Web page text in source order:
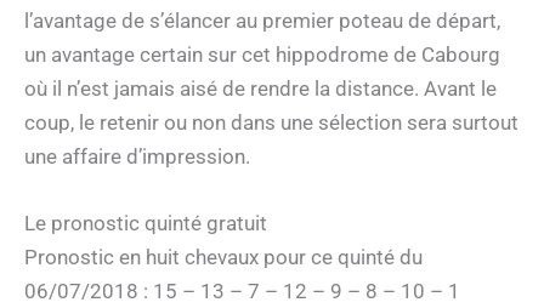
l’avantage de s’élancer au premier poteau de départ,
un avantage certain sur cet hippodrome de Cabourg
où il n’est jamais aisé de rendre la distance. Avant le
coup, le retenir ou non dans une sélection sera surtout
une affaire d’impression.
Le pronostic quinté gratuit
Pronostic en huit chevaux pour ce quinté du
06/07/2018 : 15 – 13 – 7 – 12 – 9 – 8 – 10 – 1